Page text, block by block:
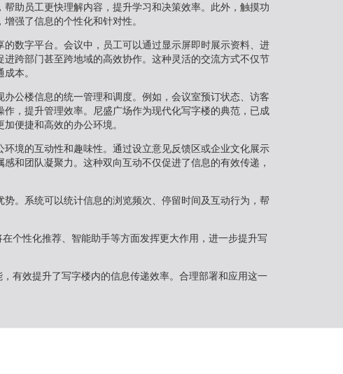
助员工更快理解内容，提升学习和决策效率。此外，触摸功
强了信息的个性化和针对性。
数字平台。会议中，员工可以通过显示屏即时展示资料、进
跨部门甚至跨地域的高效协作。这种灵活的交流方式不仅节
本。
公楼信息的统一管理和调度。例如，会议室预订状态、访客
，提升管理效率。尼盛广场作为现代化写字楼的典范，已成
便捷和高效的办公环境。
境的互动性和趣味性。通过设立意见反馈区或企业文化展示
和团队凝聚力。这种双向互动不仅促进了信息的有效传递，
。系统可以统计信息的浏览频次、停留时间及互动行为，帮
个性化推荐、智能助手等方面发挥更大作用，进一步提升写
有效提升了写字楼内的信息传递效率。合理部署和应用这一